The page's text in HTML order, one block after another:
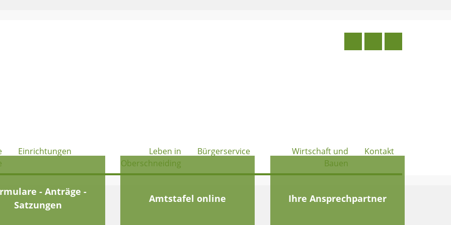
Einrichtungen
Leben in
Oberschneiding
Bürgerservice
Wirtschaft und
Bauen
Kontakt
- Anträge -
Satzungen
Amtstafel online Ihre Ansprechpartner